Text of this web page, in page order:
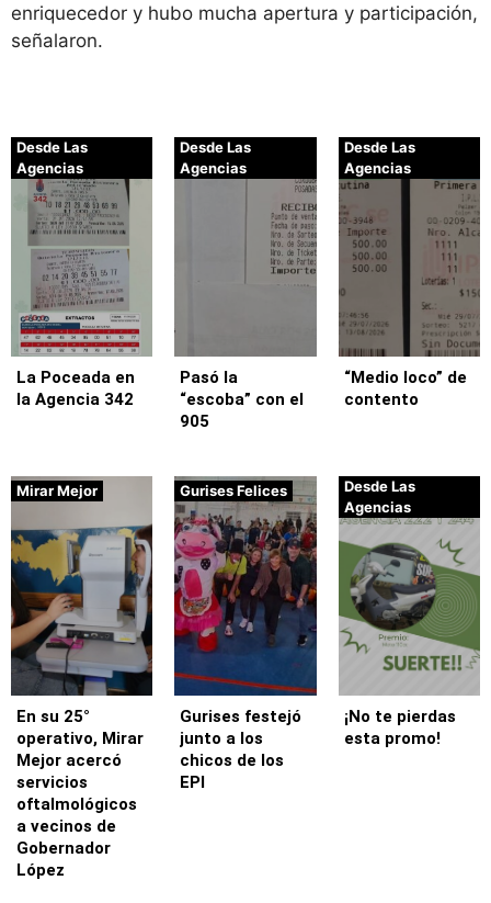
enriquecedor y hubo mucha apertura y participación,
señalaron.
Desde Las
Agencias
La Poceada en
la Agencia 342
Desde Las
Agencias
Pasó la
“escoba” con el
905
Desde Las
Agencias
“Medio loco” de
contento
Mirar Mejor
En su 25°
operativo, Mirar
Mejor acercó
servicios
oftalmológicos
a vecinos de
Gobernador
López
Gurises Felices
Gurises festejó
junto a los
chicos de los
EPI
Desde Las
Agencias
¡No te pierdas
esta promo!